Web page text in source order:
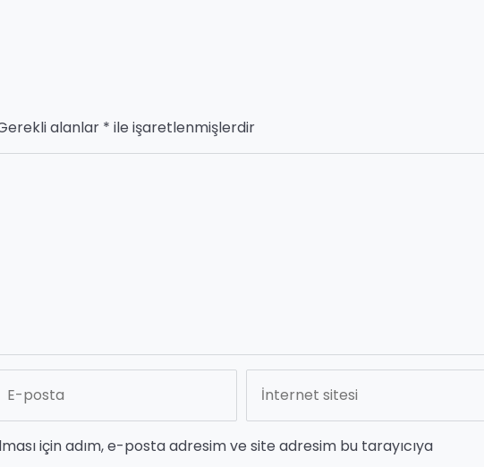
alanlar * ile işaretlenmişlerdir
için adım, e-posta adresim ve site adresim bu tarayıcıya